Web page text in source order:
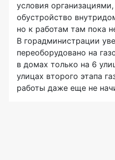
условия
обустройство
но к работам там пока
В горадминистрации
переоборудовано на
в домах только на 6
улицах второго этапа
работы даже еще не